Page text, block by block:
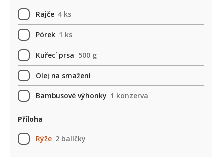
Rajče 4 ks
Pórek 1 ks
Kuřecí prsa 500 g
Olej na smažení
Bambusové výhonky 1 konzerva
Příloha
Rýže 2 balíčky